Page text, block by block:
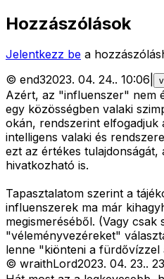
Hozzászólások
Jelentkezz be a
© end32023. 04. 24.. 10:06
Azért, az "influenszer" nem
egy közösségben valaki
okán, rendszerint elfogadjuk
intelligens valaki és
ezt az értékes tulajdonságát,
hivatkozható is.
Tapasztalatom szerint a
influenszerek ma már
megismeréséből. (Vagy csak
"véleményvezéreket"
lenne "kiönteni a fürdővízzel
© wraithLord2023. 04. 23..